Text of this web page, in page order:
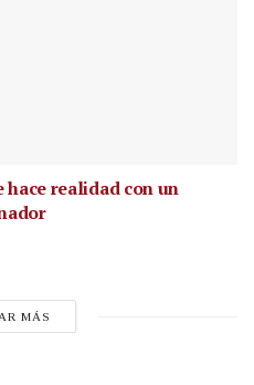
hace realidad con un
MÁS